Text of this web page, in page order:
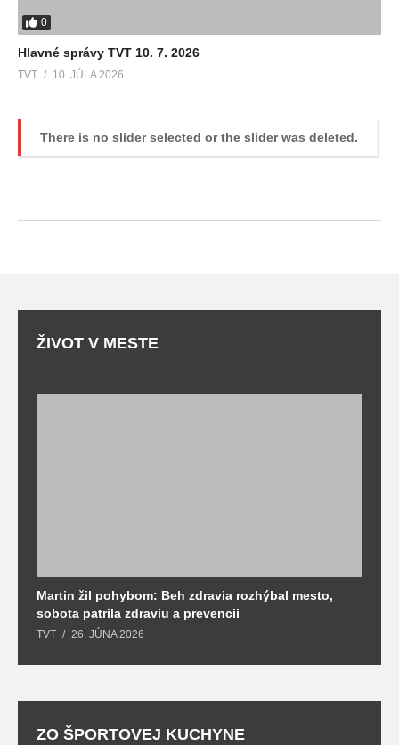
0
Hlavné správy TVT 10. 7. 2026
TVT 10. JÚLA 2026
There is no slider selected or the slider was deleted.
ŽIVOT V MESTE
Martin žil pohybom: Beh zdravia rozhýbal mesto,
sobota patrila zdraviu a prevencii
TVT 26. JÚNA 2026
ZO ŠPORTOVEJ KUCHYNE